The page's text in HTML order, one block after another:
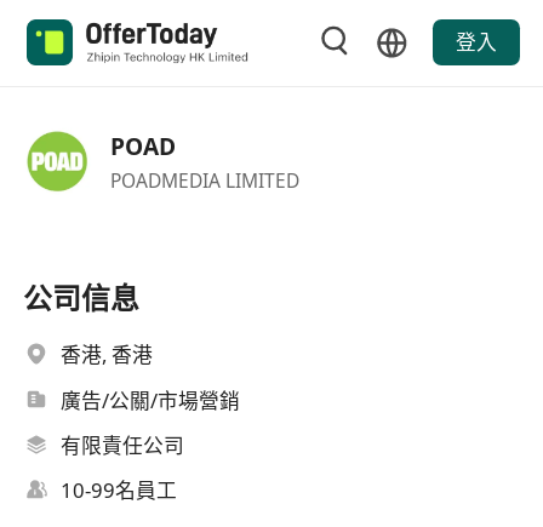
登入
POAD
POADMEDIA LIMITED
公司信息
香港, 香港
廣告/公關/市場營銷
有限責任公司
10-99名員工